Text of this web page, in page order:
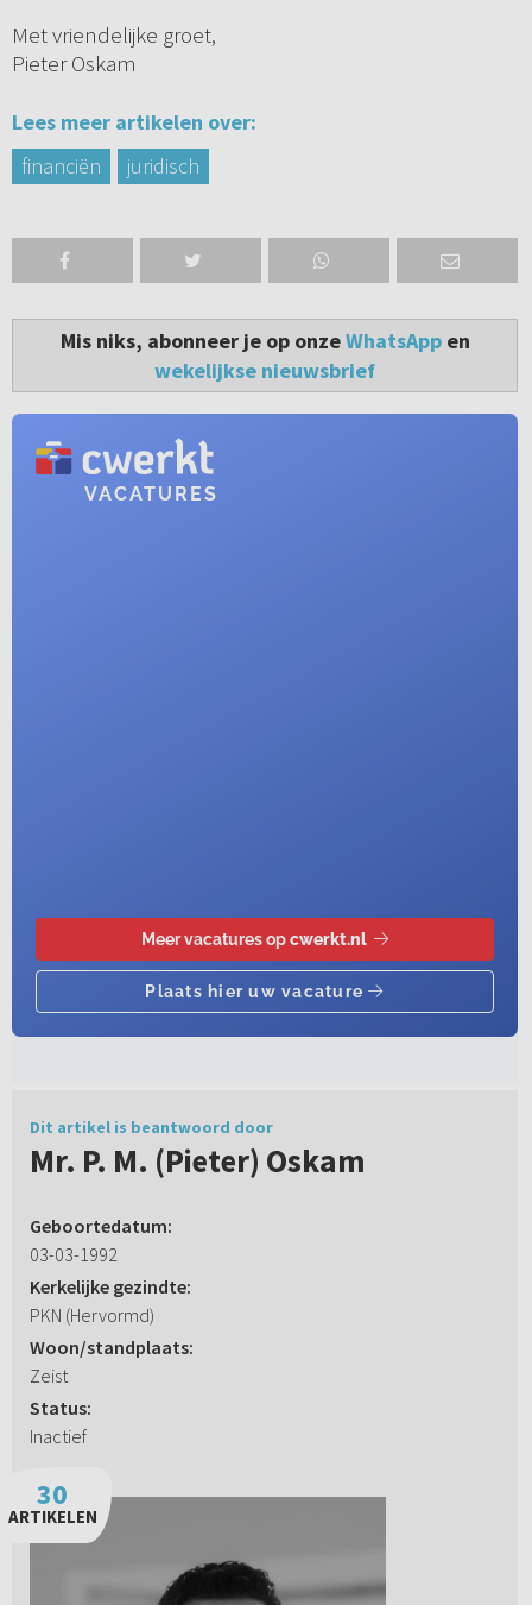
Met vriendelijke groet,
Pieter Oskam
Lees meer artikelen over:
financiën
juridisch
Mis niks, abonneer je op onzeWhatsAppen
wekelijkse nieuwsbrief
Dit artikel is beantwoord door
Mr. P. M. (Pieter) Oskam
Geboortedatum:
03-03-1992
Kerkelijke gezindte:
PKN (Hervormd)
Woon/standplaats:
Zeist
Status:
Inactief
30
ARTIKELEN